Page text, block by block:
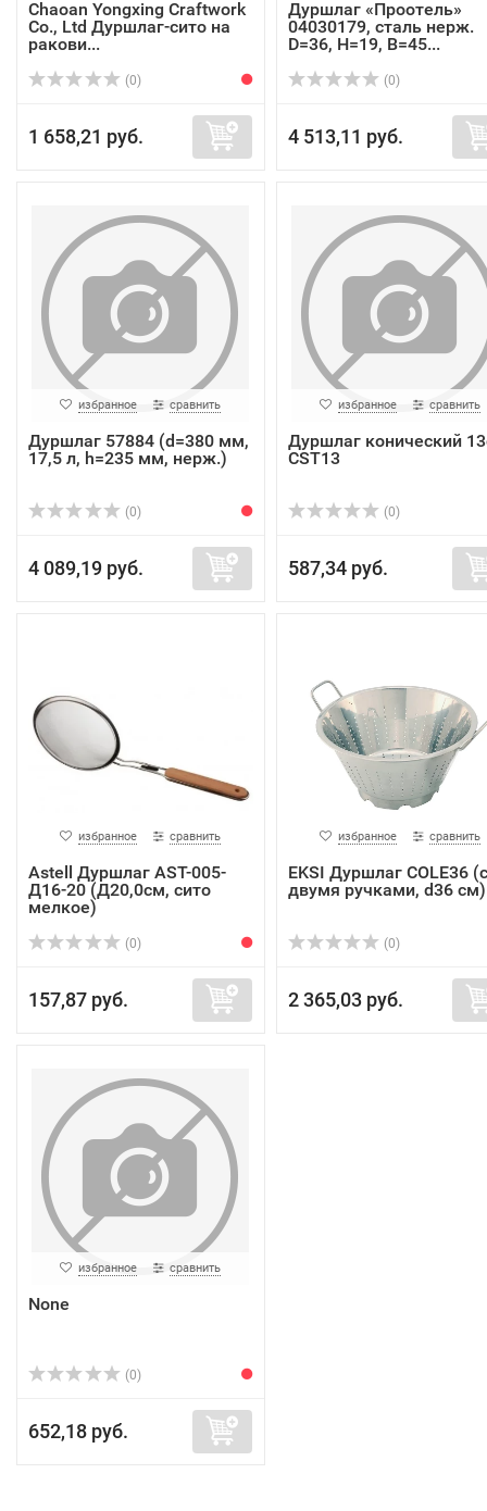
Chaoan Yongxing Craftwork
Co., Ltd Дуршлаг-сито на
ракови...
(0)
1 658,21 руб.
Дуршлаг «Проотель»
04030179, сталь нерж.
D=36, H=19, B=45...
(0)
4 513,11 руб.
избранное сравнить
Дуршлаг 57884 (d=380 мм,
17,5 л, h=235 мм, нерж.)
(0)
4 089,19 руб.
избранное сравнить
Дуршлаг конический
CST13
(0)
587,34 руб.
избранное сравнить
Astell Дуршлаг AST-005-
Д16-20 (Д20,0см, сито
мелкое)
(0)
157,87 руб.
избранное сравнить
EKSI Дуршлаг COLE36 (с
двумя ручками, d36 см)
(0)
2 365,03 руб.
избранное сравнить
None
(0)
652,18 руб.